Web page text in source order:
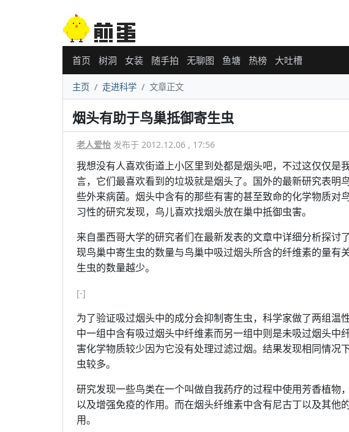
首页 树洞 女装 随手拍 无聊图 鱼塘 热榜 大吐槽
主页 走进科学 文章正文
烟头有助于鸟巢抵御寄生虫
老人爱怡 发布于 2012.12.06 , 17:56
我想没有人喜欢街道上小区里到处都是烟头吧，不过这仅仅是
言，它们最喜欢看到的垃圾就是烟头了。国外的最新研究表明
些外来病菌。烟头中含有的那些有害的甚至致命的化学物质对
习性的研究发现，鸟儿喜欢找烟头放在巢中抵御虫害。
来自墨西哥大学的研究者们在最新发表的文章中详细分析探讨
现鸟巢中寄生虫的数量与鸟巢中吸过烟头所含的纤维素的量有
生虫的数量越少。
[-]
为了验证吸过烟头中的成分会抑制寄生虫，科学家做了两组温
中一组中含有吸过烟头中纤维素而另一组中则是未吸过烟头中
害化学物质较少因为它没有处理过滤过烟。结果发现相同情况
虫较多。
研究发现一些鸟类在一个叫做自我药疗的过程中使用芳香植物
以及增强免疫的作用。而在烟头纤维素中含有尼古丁以及其他
用。